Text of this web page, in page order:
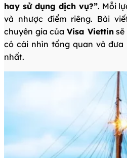
hay sử dụng dịch vụ?”. Mỗi
và nhược điểm riêng. Bài
chuyên gia của Visa Viettinsẽ
có cái nhìn tổng quan và
nhất.